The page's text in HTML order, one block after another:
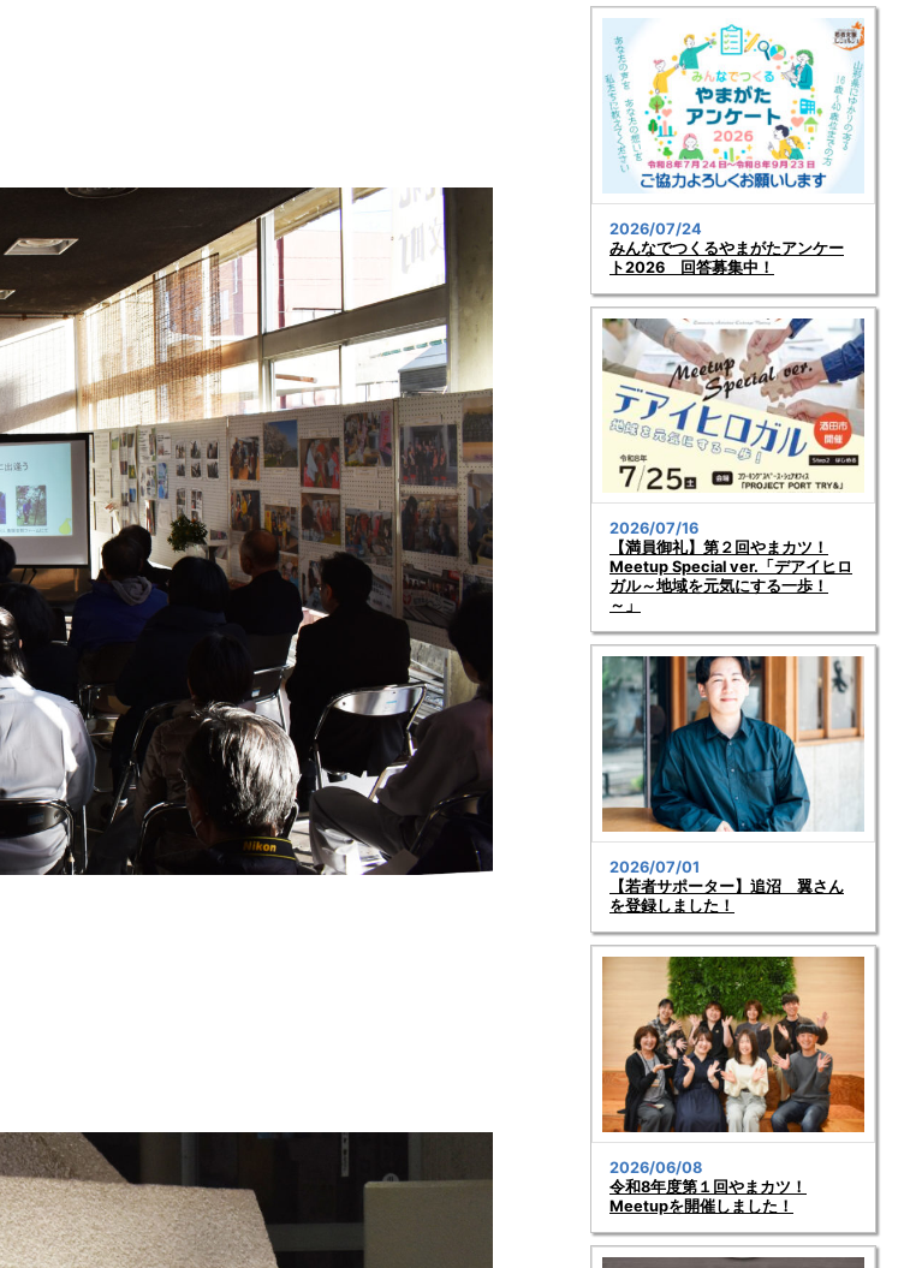
2026/07/24
みんなでつくるやまがたアンケー
ト2026 回答募集中！
2026/07/16
【満員御礼】第２回やまカツ！
Meetup Special ver.「デアイヒロ
ガル～地域を元気にする一歩！
～」
2026/07/01
【若者サポーター】追沼 翼さん
を登録しました！
2026/06/08
令和8年度第１回やまカツ！
Meetupを開催しました！